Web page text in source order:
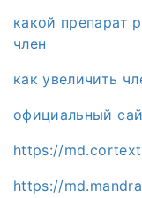
какой препарат
член
как увеличить
официальный
https://
https://